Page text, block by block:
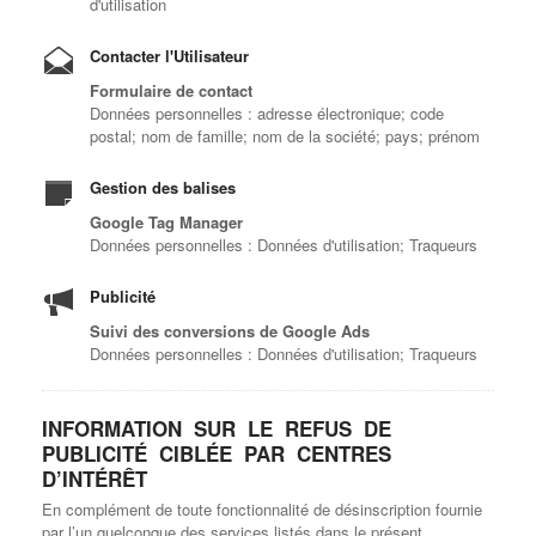
Contacter l'Utilisateur
Formulaire de contact
Données personnelles : adresse électronique; code
postal; nom de famille; nom de la société; pays; prénom
Gestion des balises
Google Tag Manager
Données personnelles : Données d'utilisation; Traqueurs
Publicité
Suivi des conversions de Google Ads
Données personnelles : Données d'utilisation; Traqueurs
INFORMATION SUR LE REFUS DE
PUBLICITÉ CIBLÉE PAR CENTRES
D’INTÉRÊT
En complément de toute fonctionnalité de désinscription fournie